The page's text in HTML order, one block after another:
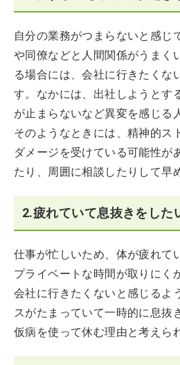
自分の業務がつまらないと感じ
や同僚などと人間関係がうまく
る場合には、会社に行きたくな
す。なかには、出社しようとす
が止まらないなど異変を感じる
そのようなときには、精神的ス
ダメージを受けている可能性が
たり、周囲に相談したりして早
2.疲れていて息抜きをした
仕事が忙しいため、体が疲れて
プライベートな時間が取りにく
会社に行きたくないと感じるよ
スがたまっていて一時的に息抜
仮病を使って休む理由と考えら